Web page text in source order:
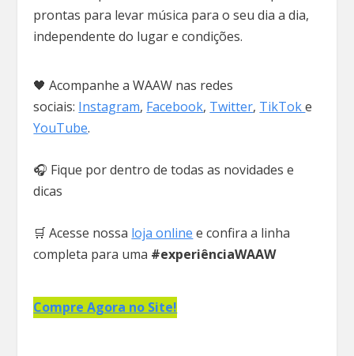
prontas para levar música para o seu dia a dia,
independente do lugar e condições.
🖤 Acompanhe a WAAW nas redes
sociais: Instagram, Facebook, Twitter, TikToke
YouTube.
🎧 Fique por dentro de todas as novidades e
dicas
🛒 Acesse nossa loja online e confira a linha
completa para uma #experiênciaWAAW
Compre Agora no Site!